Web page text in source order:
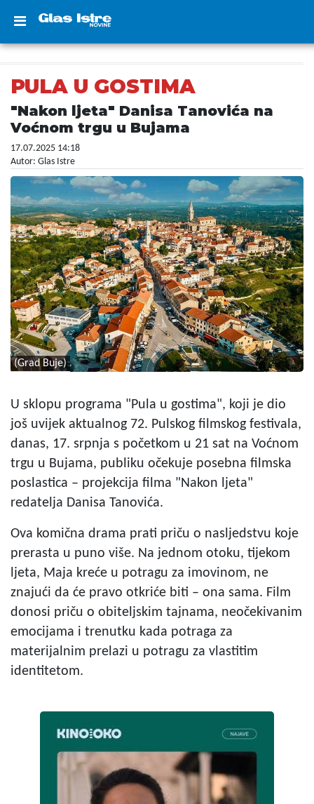
PULA U GOSTIMA
"Nakon ljeta" Danisa Tanovića na
Voćnom trgu u Bujama
17.07.2025 14:18
Autor: Glas Istre
(Grad Buje)
U sklopu programa "Pula u gostima", koji je dio
još uvijek aktualnog 72. Pulskog filmskog festivala,
danas, 17. srpnja s početkom u 21 sat na Voćnom
trgu u Bujama, publiku očekuje posebna filmska
poslastica – projekcija filma "Nakon ljeta"
redatelja Danisa Tanovića.
Ova komična drama prati priču o nasljedstvu koje
prerasta u puno više. Na jednom otoku, tijekom
ljeta, Maja kreće u potragu za imovinom, ne
znajući da će pravo otkriće biti – ona sama. Film
donosi priču o obiteljskim tajnama, neočekivanim
emocijama i trenutku kada potraga za
materijalnim prelazi u potragu za vlastitim
identitetom.